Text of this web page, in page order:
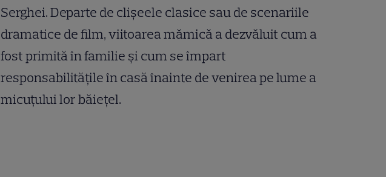
Serghei. Departe de clișeele clasice sau de scenariile
dramatice de film, viitoarea mămică a dezvăluit cum a
fost primită în familie și cum se împart
responsabilitățile în casă înainte de venirea pe lume a
micuțului lor băiețel.